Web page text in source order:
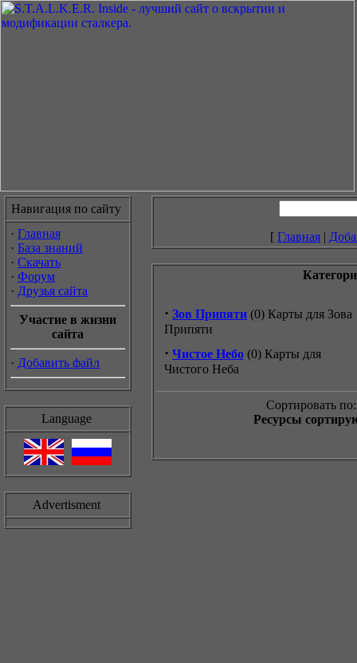
Навигация по сайту
· Главная
· База знаний
· Скачать
· Форум
· Друзья сайта
Участие в жизни
сайта
· Добавить файл
Language
Advertisment
[ Главная |
· Зов Припяти (0) Карты для Зова
Припяти
· Чистое Небо (0) Карты для
Чистого Неба
Сортировать
Ресурсы